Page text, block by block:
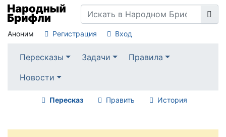
Аноним Регистрация Вход
Пересказы Задачи
Правила
Новости
Пересказ Править История